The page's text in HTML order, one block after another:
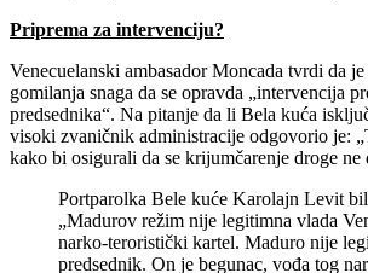
Priprema za intervenciju?
Venecuelanski ambasador Moncada tvrdi da
gomilanja snaga da se opravda „intervencija
predsednika“. Na pitanje da li Bela kuća
visoki zvaničnik administracije odgovorio je:
kako bi osigurali da se krijumčarenje droge ne
Portparolka Bele kuće Karolajn Levit
„Madurov režim nije legitimna vlada
narko-teroristički kartel. Maduro nije
predsednik. On je begunac, vođa tog